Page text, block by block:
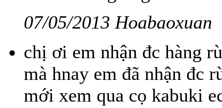
07/05/2013 Hoabaoxuan
chị ơi em nhận đc hàng
mà hnay em đã nhận đc
mới xem qua cọ kabuki